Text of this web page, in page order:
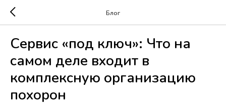
Блог
Сервис «под ключ»: Что на
самом деле входит в
комплексную организацию
похорон